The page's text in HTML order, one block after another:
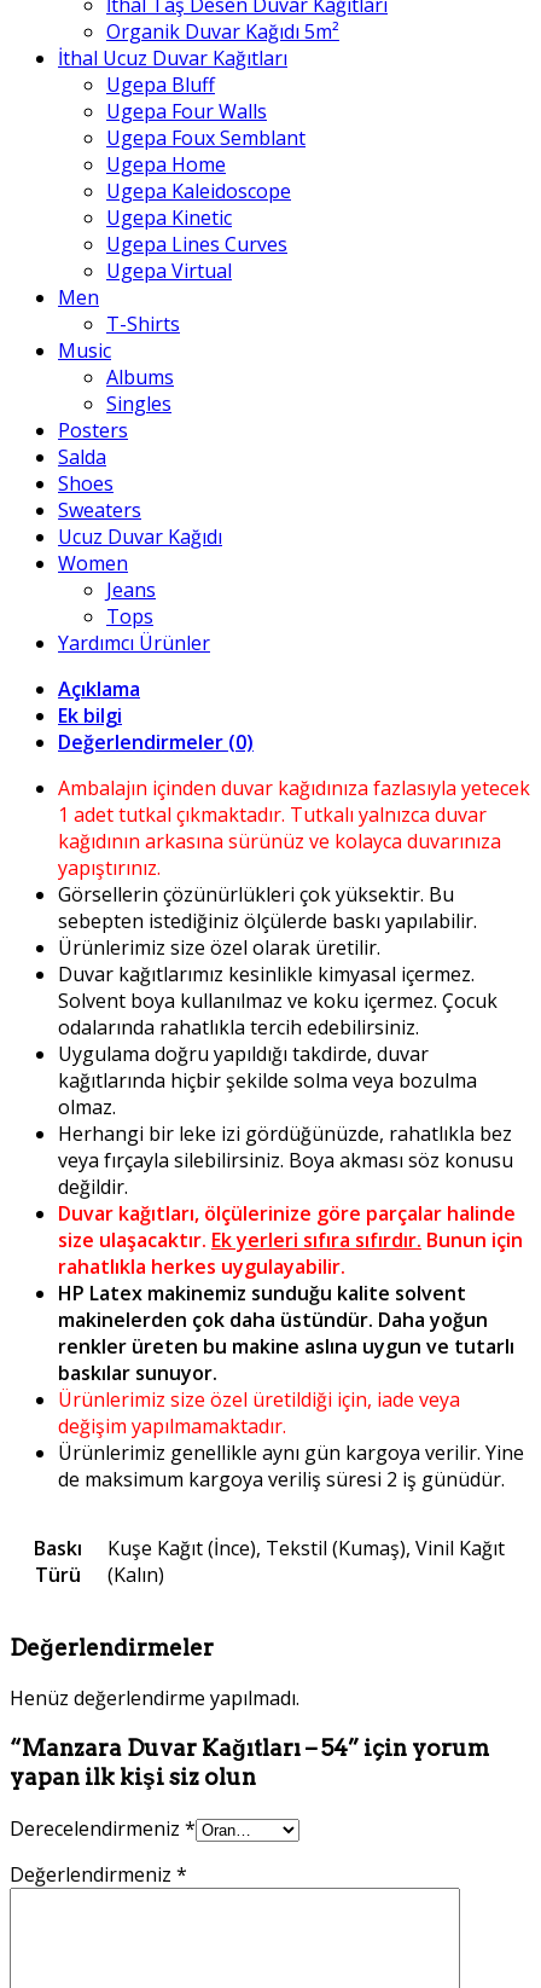
Organik Duvar Kağıdı 5m²
İthal Ucuz Duvar Kağıtları
Ugepa Bluff
Ugepa Four Walls
Ugepa Foux Semblant
Ugepa Home
Ugepa Kaleidoscope
Ugepa Kinetic
Ugepa Lines Curves
Ugepa Virtual
Men
T-Shirts
Music
Albums
Singles
Posters
Salda
Shoes
Sweaters
Ucuz Duvar Kağıdı
Women
Jeans
Tops
Yardımcı Ürünler
Açıklama
Ek bilgi
Değerlendirmeler (0)
Ambalajın içinden duvar kağıdınıza fazlasıyla yetecek
1 adet tutkal çıkmaktadır. Tutkalı yalnızca duvar
kağıdının arkasına sürünüz ve kolayca duvarınıza
yapıştırınız.
Görsellerin çözünürlükleri çok yüksektir. Bu
sebepten istediğiniz ölçülerde baskı yapılabilir.
Ürünlerimiz size özel olarak üretilir.
Duvar kağıtlarımız kesinlikle kimyasal içermez.
Solvent boya kullanılmaz ve koku içermez. Çocuk
odalarında rahatlıkla tercih edebilirsiniz.
Uygulama doğru yapıldığı takdirde, duvar
kağıtlarında hiçbir şekilde solma veya bozulma
olmaz.
Herhangi bir leke izi gördüğünüzde, rahatlıkla bez
veya fırçayla silebilirsiniz. Boya akması söz konusu
değildir.
Duvar kağıtları, ölçülerinize göre parçalar halinde
size ulaşacaktır. Ek yerleri sıfıra sıfırdır. Bunun için
rahatlıkla herkes uygulayabilir.
HP Latex makinemiz sunduğu kalite solvent
makinelerden çok daha üstündür. Daha yoğun
renkler üreten bu makine aslına uygun ve tutarlı
baskılar sunuyor.
Ürünlerimiz size özel üretildiği için, iade veya
değişim yapılmamaktadır.
Ürünlerimiz genellikle aynı gün kargoya verilir. Yine
de maksimum kargoya veriliş süresi 2 iş günüdür.
Baskı
Türü
Kuşe Kağıt (İnce), Tekstil (Kumaş), Vinil Kağıt
(Kalın)
Değerlendirmeler
Henüz değerlendirme yapılmadı.
“Manzara Duvar Kağıtları – 54” için yorum
yapan ilk kişi siz olun
Derecelendirmeniz *
Değerlendirmeniz *